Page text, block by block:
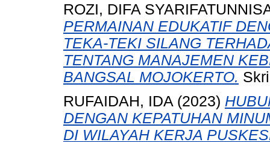
ROZI, DIFA
PERMAINAN EDUKATIF
TEKA-TEKI SILANG
TENTANG MANAJEMEN
BANGSAL MOJOKERTO.
RUFAIDAH, IDA (2023)
DENGAN KEPATUHAN
DI WILAYAH KERJA